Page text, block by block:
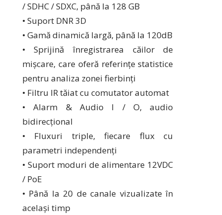
/ SDHC / SDXC, până la 128 GB
• Suport DNR 3D
• Gamă dinamică largă, până la 120dB
• Sprijină înregistrarea căilor de
mișcare, care oferă referințe statistice
pentru analiza zonei fierbinți
• Filtru IR tăiat cu comutator automat
• Alarm & Audio I / O, audio
bidirecțional
• Fluxuri triple, fiecare flux cu
parametri independenți
• Suport moduri de alimentare 12VDC
/ PoE
• Până la 20 de canale vizualizate în
același timp